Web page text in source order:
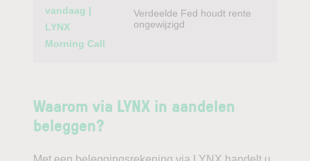
vandaag |
LYNX
Morning Call
Verdeelde Fed houdt rente
ongewijzigd
Waarom via LYNX in aandelen
beleggen?